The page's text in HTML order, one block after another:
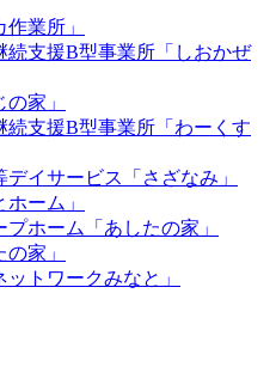
業所」
続支援B型事業所「しおかぜ
家」
支援B型事業所「わーくす
イサービス「さざなみ」
ーム」
ホーム「あしたの家」
家」
トワークみなと」